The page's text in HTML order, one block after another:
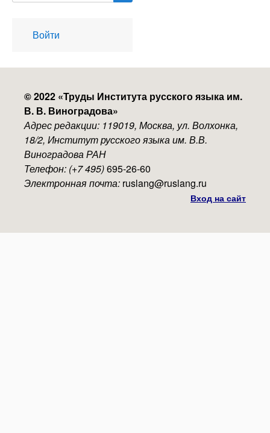
User
account
Войти
© 2022 «Труды Института русского языка им.
В. В. Виноградова»
Адрес редакции: 119019, Москва, ул. Волхонка,
18/2, Институт русского языка им. В.В.
Виноградова РАН
Телефон: (+7 495)695-26-60
Электронная почта: ruslang@ruslang.ru
Вход на сайт